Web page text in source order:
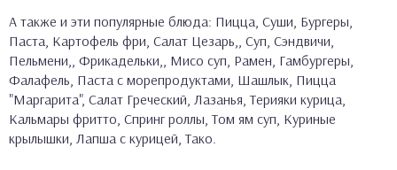
А также и эти популярные блюда: Пицца, Суши, Бургеры,
Паста, Картофель фри, Салат Цезарь,, Суп, Сэндвичи,
Пельмени,, Фрикадельки,, Мисо суп, Рамен, Гамбургеры,
Фалафель, Паста с морепродуктами, Шашлык, Пицца
"Маргарита", Салат Греческий, Лазанья, Терияки курица,
Кальмары фритто, Спринг роллы, Том ям суп, Куриные
крылышки, Лапша с курицей, Тако.